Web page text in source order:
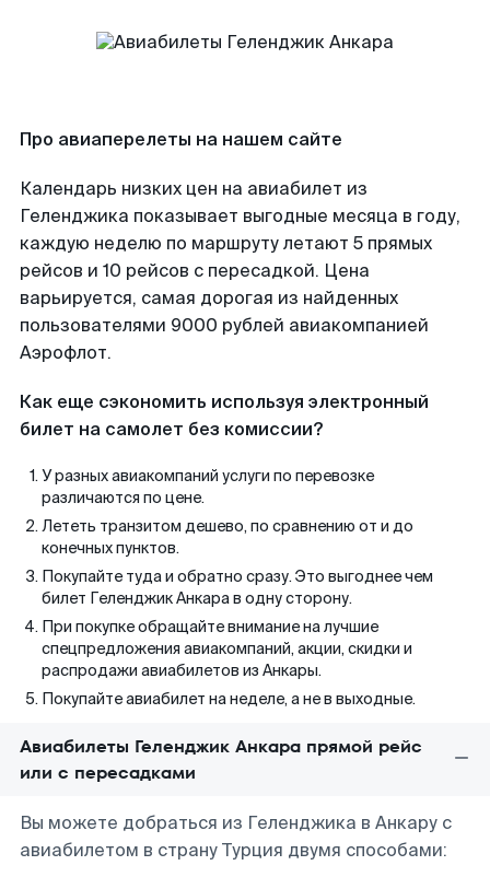
Про авиаперелеты на нашем сайте
Календарь низких цен на авиабилет из
Геленджика показывает выгодные месяца в году,
каждую неделю по маршруту летают 5 прямых
рейсов и 10 рейсов с пересадкой. Цена
варьируется, самая дорогая из найденных
пользователями 9000 рублей авиакомпанией
Аэрофлот.
Как еще сэкономить используя электронный
билет на самолет без комиссии?
У разных авиакомпаний услуги по перевозке
различаются по цене.
Лететь транзитом дешево, по сравнению от и до
конечных пунктов.
Покупайте туда и обратно сразу. Это выгоднее чем
билет Геленджик Анкара в одну сторону.
При покупке обращайте внимание на лучшие
спецпредложения авиакомпаний, акции, скидки и
распродажи авиабилетов из Анкары.
Покупайте авиабилет на неделе, а не в выходные.
Авиабилеты Геленджик Анкара прямой рейс
или с пересадками
Вы можете добраться из Геленджика в Анкару с
авиабилетом в страну Турция двумя способами: